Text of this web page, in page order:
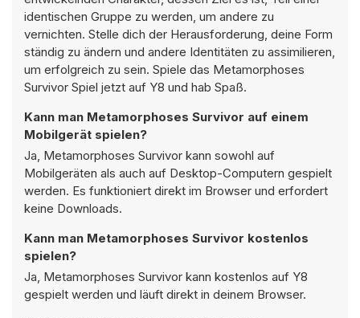
identischen Gruppe zu werden, um andere zu
vernichten. Stelle dich der Herausforderung, deine Form
ständig zu ändern und andere Identitäten zu assimilieren,
um erfolgreich zu sein. Spiele das Metamorphoses
Survivor Spiel jetzt auf Y8 und hab Spaß.
Kann man Metamorphoses Survivor auf einem
Mobilgerät spielen?
Ja, Metamorphoses Survivor kann sowohl auf
Mobilgeräten als auch auf Desktop-Computern gespielt
werden. Es funktioniert direkt im Browser und erfordert
keine Downloads.
Kann man Metamorphoses Survivor kostenlos
spielen?
Ja, Metamorphoses Survivor kann kostenlos auf Y8
gespielt werden und läuft direkt in deinem Browser.